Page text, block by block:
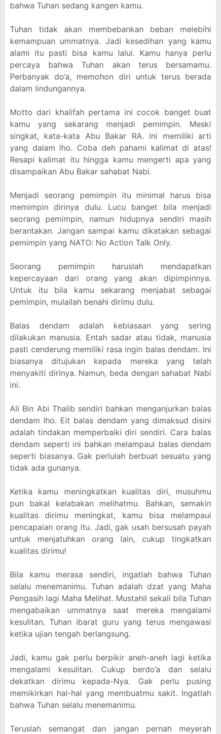
bahwa Tuhan sedang kangen kamu.
Tuhan tidak akan membebankan beban melebihi
kemampuan ummatnya. Jadi kesedihan yang kamu
alami itu pasti bisa kamu lalui. Kamu hanya perlu
percaya bahwa Tuhan akan terus bersamamu.
Perbanyak do’a, memohon diri untuk terus berada
dalam lindungannya.
Motto dari khalifah pertama ini cocok banget buat
kamu yang sekarang menjadi pemimpin. Meski
singkat, kata-kata Abu Bakar RA. ini memiliki arti
yang dalam lho. Coba deh pahami kalimat di atas!
Resapi kalimat itu hingga kamu mengerti apa yang
disampaikan Abu Bakar sahabat Nabi.
Menjadi seorang pemimpin itu minimal harus bisa
memimpin dirinya dulu. Lucu banget bila menjadi
seorang pemimpin, namun hidupnya sendiri masih
berantakan. Jangan sampai kamu dikatakan sebagai
pemimpin yang NATO: No Action Talk Only.
Seorang pemimpin haruslah mendapatkan
kepercayaan dari orang yang akan dipimpinnya.
Untuk itu bila kamu sekarang menjabat sebagai
pemimpin, mulailah benahi dirimu dulu.
Balas dendam adalah kebiasaan yang sering
dilakukan manusia. Entah sadar atau tidak, manusia
pasti cenderung memiliki rasa ingin balas dendam. Ini
biasanya ditujukan kepada mereka yang telah
menyakiti dirinya. Namun, beda dengan sahabat Nabi
ini.
Ali Bin Abi Thalib sendiri bahkan menganjurkan balas
dendam lho. Eit balas dendam yang dimaksud disini
adalah tindakan memperbaiki diri sendiri. Cara balas
dendam seperti ini bahkan melampaui balas dendam
seperti biasanya. Gak perlulah berbuat sesuatu yang
tidak ada gunanya.
Ketika kamu meningkatkan kualitas diri, musuhmu
pun bakal kelabakan melihatmu. Bahkan, semakin
kualitas dirimu meningkat, kamu bisa melampaui
pencapaian orang itu. Jadi, gak usah bersusah payah
untuk menjatuhkan orang lain, cukup tingkatkan
kualitas dirimu!
Bila kamu merasa sendiri, ingatlah bahwa Tuhan
selalu menemanimu. Tuhan adalah dzat yang Maha
Pengasih lagi Maha Melihat. Mustahil sekali bila Tuhan
mengabaikan ummatnya saat mereka mengalami
kesulitan. Tuhan ibarat guru yang terus mengawasi
ketika ujian tengah berlangsung.
Jadi, kamu gak perlu berpikir aneh-aneh lagi ketika
mengalami kesulitan. Cukup berdo’a dan selalu
dekatkan dirimu kepada-Nya. Gak perlu pusing
memikirkan hal-hal yang membuatmu sakit. Ingatlah
bahwa Tuhan selalu menemanimu.
Teruslah semangat dan jangan pernah meyerah